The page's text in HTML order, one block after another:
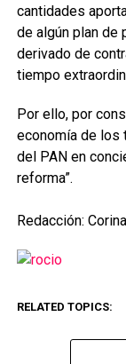
cantidades
de algún plan de
derivado de
tiempo
Por ello, por
economía de los
del PAN en
reforma”.
Redacción:
RELATED TOPICS: